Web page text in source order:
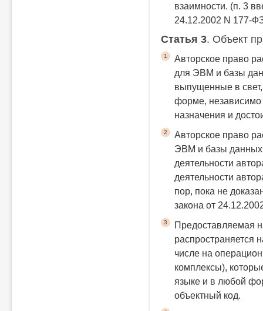
взаимности. (п. 3
24.12.2002 N 177-
Статья 3. Объект
Авторское право
для ЭВМ и базы
выпущенные в
форме, независимо
назначения и
1
Авторское право
ЭВМ и базы
деятельности
деятельности
пор, пока не
закона от
2
Предоставляемая
распространяется
числе на
комплексы),
языке и в любой
объектный код.
3